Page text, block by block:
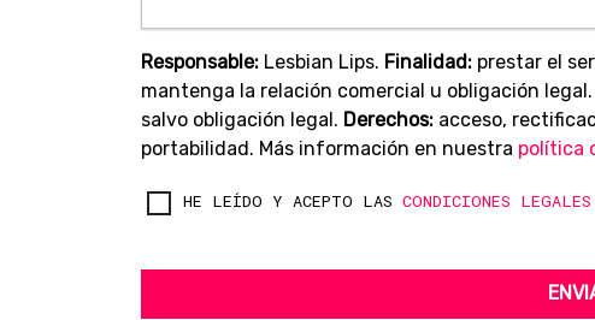
Responsable: Lesbian Lips. Finalidad: prestar el
mantenga la relación comercial u obligación legal.
salvo obligación legal. Derechos: acceso,
portabilidad. Más información en nuestra política
HE LEÍDO Y ACEPTO LAS CONDICIONES LEGALES